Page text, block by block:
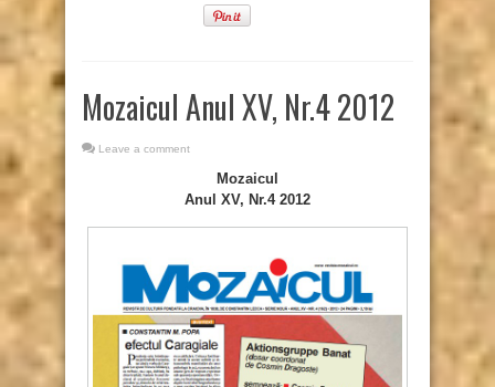
Mozaicul Anul XV, Nr.4 2012
Leave a comment
Mozaicul
Anul XV, Nr.4 2012